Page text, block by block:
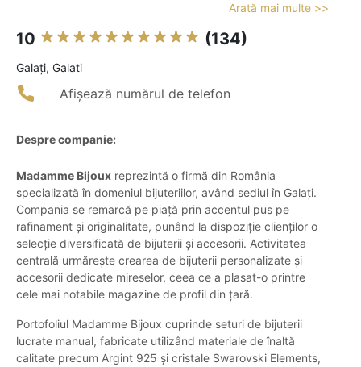
Arată mai multe >>
10 (134)
Galaţi, Galati
Afișează numărul de telefon
Despre companie:
Madamme Bijoux reprezintă o firmă din România
specializată în domeniul bijuteriilor, având sediul în Galați.
Compania se remarcă pe piață prin accentul pus pe
rafinament și originalitate, punând la dispoziție clienților o
selecție diversificată de bijuterii și accesorii. Activitatea
centrală urmărește crearea de bijuterii personalizate și
accesorii dedicate mireselor, ceea ce a plasat-o printre
cele mai notabile magazine de profil din țară.
Portofoliul Madamme Bijoux cuprinde seturi de bijuterii
lucrate manual, fabricate utilizând materiale de înaltă
calitate precum Argint 925 și cristale Swarovski Elements,